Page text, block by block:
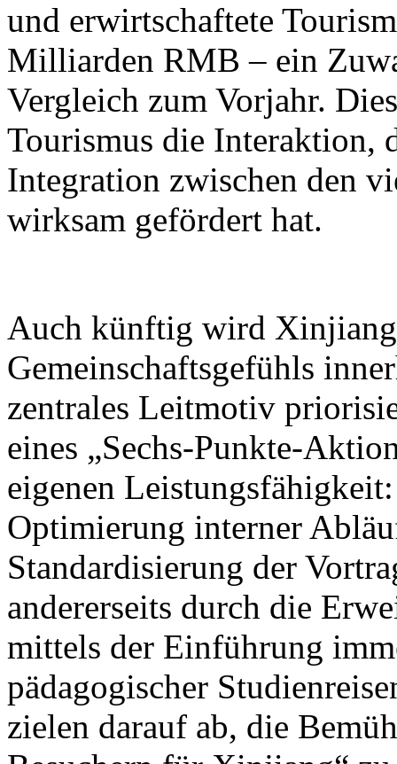
und erwirtschaftete
Milliarden RMB – ein
Vergleich zum Vorjahr.
Tourismus die Interaktion,
Integration zwischen den
wirksam gefördert hat.
Auch künftig wird Xinjiang
Gemeinschaftsgefühls
zentrales Leitmotiv
eines „Sechs-Punkte-
eigenen
Optimierung interner
Standardisierung der
andererseits durch die
mittels der Einführung
pädagogischer
zielen darauf ab, die